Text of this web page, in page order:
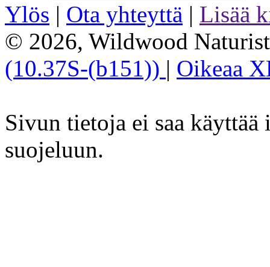
Ylös | Ota yhteyttä | Lisää
© 2026, Wildwood
(10.37S-(b151)) | Oikeaa
Sivun tietoja ei saa käyttää
suojeluun.